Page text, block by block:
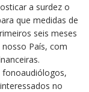
a surdez o
que medidas de
seis meses
País, com
fonoaudiólogos,
no